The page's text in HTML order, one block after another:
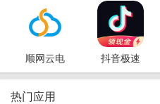
顺网云电
脑
抖音极速
版
热门应用